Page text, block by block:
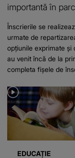
importantă în
Înscrierile se
urmate de
opțiunile exprimate și
au venit încă de la
completa fișele de
EDUCAȚIE